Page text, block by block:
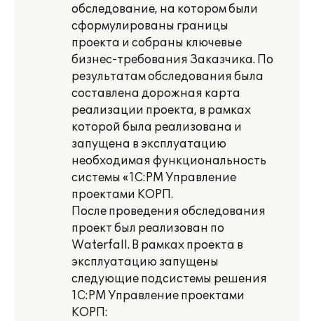
обследование, на котором были
сформулированы границы
проекта и собраны ключевые
бизнес-требования Заказчика. По
результатам обследования была
составлена дорожная карта
реализации проекта, в рамках
которой была реализована и
запущена в эксплуатацию
необходимая функциональность
системы «1С:PM Управление
проектами КОРП.
После проведения обследования
проект был реализован по
Waterfall. В рамках проекта в
эксплуатацию запущены
следующие подсистемы решения
1С:PM Управление проектами
КОРП: